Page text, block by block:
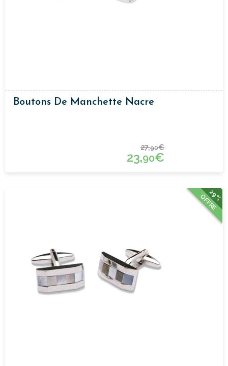
Boutons De Manchette Nacre
27,90€
23,90€
29%
OFFRE